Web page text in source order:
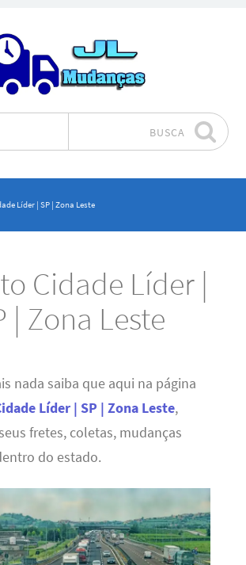
BUSCA
Líder | SP | Zona Leste
Cidade Líder |
| Zona Leste
nada saiba que aqui na página
Líder | SP | Zona Leste,
fretes, coletas, mudanças
do estado.